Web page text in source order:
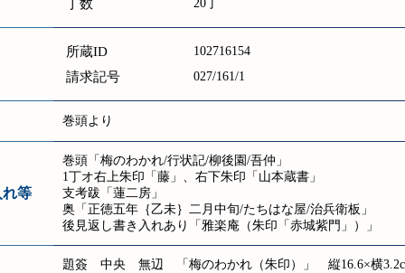
丁数 20丁
所蔵ID 102716154
請求記号 027/161/1
巻頭より
等
巻頭「梅のわかれ/行状記/柳後園/吾仲」
1丁オ右上朱印「藤」、右下朱印「山本蔵書」
支考跋「蓮二房」
奥「正徳五年｛乙未｝二月中旬/たちはな屋/治兵衛板」
後見返し書き入れあり「雅楽庵（朱印「赤城紫門」）」
題簽 中央 無辺 「梅のわかれ（朱印）」 縦16.6×横